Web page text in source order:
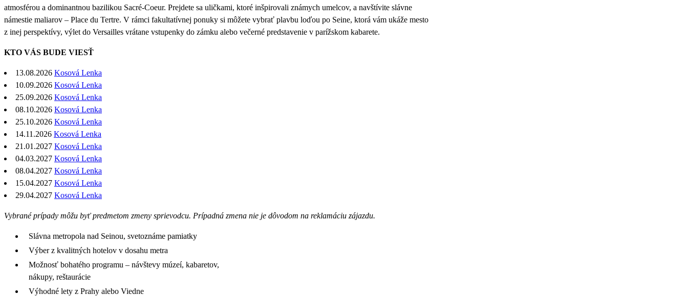
atmosférou a dominantnou bazilikou Sacré-Coeur. Prejdete sa uličkami, ktoré inšpirovali známych umelcov, a navštívite slávne
námestie maliarov – Place du Tertre. V rámci fakultatívnej ponuky si môžete vybrať plavbu loďou po Seine, ktorá vám ukáže mesto
z inej perspektívy, výlet do Versailles vrátane vstupenky do zámku alebo večerné predstavenie v parížskom kabarete.
KTO VÁS BUDE VIESŤ
13.08.2026 Kosová Lenka
10.09.2026 Kosová Lenka
25.09.2026 Kosová Lenka
08.10.2026 Kosová Lenka
25.10.2026 Kosová Lenka
14.11.2026 Kosová Lenka
21.01.2027 Kosová Lenka
04.03.2027 Kosová Lenka
08.04.2027 Kosová Lenka
15.04.2027 Kosová Lenka
29.04.2027 Kosová Lenka
Vybrané prípady môžu byť predmetom zmeny sprievodcu. Prípadná zmena nie je dôvodom na reklamáciu zájazdu.
Slávna metropola nad Seinou, svetoznáme pamiatky
Výber z kvalitných hotelov v dosahu metra
Možnosť bohatého programu – návštevy múzeí, kabaretov,
nákupy, reštaurácie
Výhodné lety z Prahy alebo Viedne